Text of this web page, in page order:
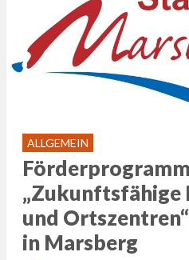
ALLGEMEIN
Förderprogramm
„Zukunftsfähige
und
in Marsberg